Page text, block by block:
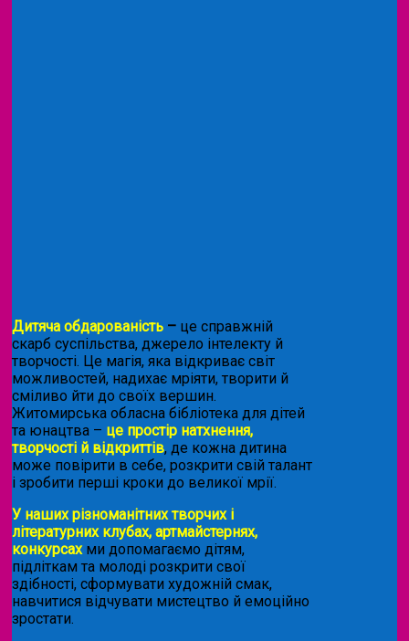
Дитяча обдарованість – це справжній
скарб суспільства, джерело інтелекту й
творчості. Це магія, яка відкриває світ
можливостей, надихає мріяти, творити й
сміливо йти до своїх вершин.
Житомирська обласна бібліотека для дітей
та юнацтва – це простір натхнення,
творчості й відкриттів, де кожна дитина
може повірити в себе, розкрити свій талант
і зробити перші кроки до великої мрії.
У наших різноманітних творчих і
літературних клубах, артмайстернях,
конкурсахми допомагаємо дітям,
підліткам та молоді розкрити свої
здібності, сформувати художній смак,
навчитися відчувати мистецтво й емоційно
зростати.